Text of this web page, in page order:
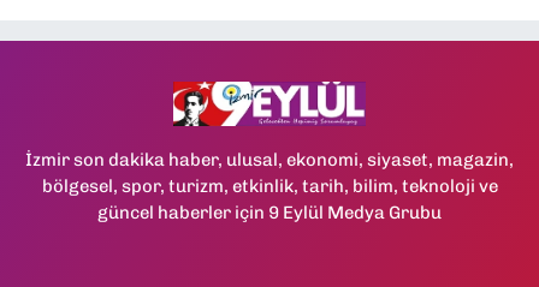
İzmir son dakika haber, ulusal, ekonomi, siyaset, magazin,
bölgesel, spor, turizm, etkinlik, tarih, bilim, teknoloji ve
güncel haberler için 9 Eylül Medya Grubu